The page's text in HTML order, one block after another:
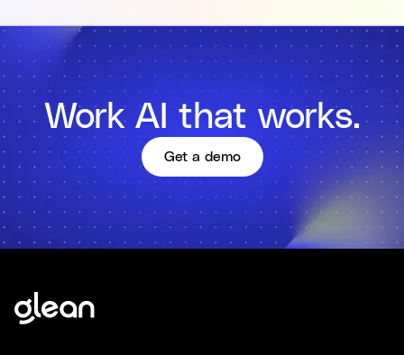
Work AI that works.
Get a demo